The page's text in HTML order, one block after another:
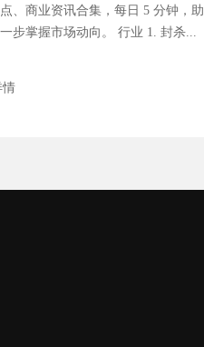
、商业资讯合集，每日 5 分钟，助
步掌握市场动向。 行业 1. 封杀...
情